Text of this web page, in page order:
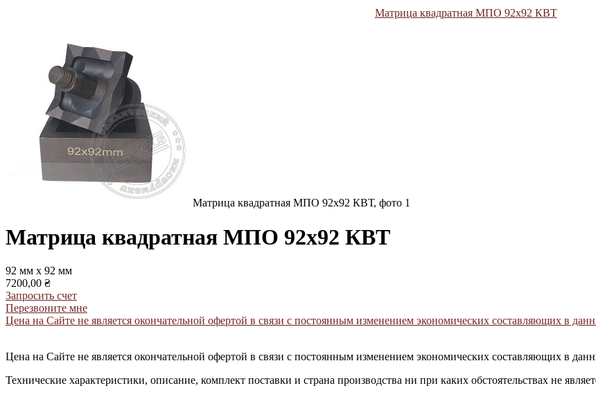
Матрица квадратная МПО 92х92 КВТ
Матрица квадратная МПО 92х92 КВТ, фото 1
Матрица квадратная МПО 92х92 КВТ
92 мм х 92 мм
7200,00 ₴
Запросить счет
Перезвоните мне
Цена на Сайте не является окончательной офертой в связи с постоянным изменением экономических составляющих в
Цена на Сайте не является окончательной офертой в связи с постоянным изменением экономических составляющих в
Технические характеристики, описание, комплект поставки и страна производства ни при каких обстоятельствах не